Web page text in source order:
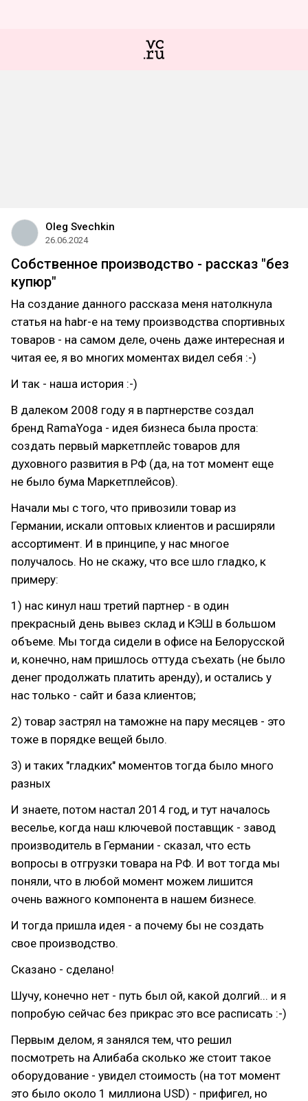
Oleg Svechkin
26.06.2024
Собственное производство - рассказ "без
купюр"
На создание данного рассказа меня натолкнула
статья на habr-е на тему производства спортивных
товаров - на самом деле, очень даже интересная и
читая ее, я во многих моментах видел себя :-)
И так - наша история :-)
В далеком 2008 году я в партнерстве создал
бренд RamaYoga - идея бизнеса была проста:
создать первый маркетплейс товаров для
духовного развития в РФ (да, на тот момент еще
не было бума Маркетплейсов).
Начали мы с того, что привозили товар из
Германии, искали оптовых клиентов и расширяли
ассортимент. И в принципе, у нас многое
получалось. Но не скажу, что все шло гладко, к
примеру:
1) нас кинул наш третий партнер - в один
прекрасный день вывез склад и КЭШ в большом
объеме. Мы тогда сидели в офисе на Белорусской
и, конечно, нам пришлось оттуда съехать (не было
денег продолжать платить аренду), и остались у
нас только - сайт и база клиентов;
2) товар застрял на таможне на пару месяцев - это
тоже в порядке вещей было.
3) и таких "гладких" моментов тогда было много
разных
И знаете, потом настал 2014 год, и тут началось
веселье, когда наш ключевой поставщик - завод
производитель в Германии - сказал, что есть
вопросы в отгрузки товара на РФ. И вот тогда мы
поняли, что в любой момент можем лишится
очень важного компонента в нашем бизнесе.
И тогда пришла идея - а почему бы не создать
свое производство.
Сказано - сделано!
Шучу, конечно нет - путь был ой, какой долгий... и я
попробую сейчас без прикрас это все расписать :-)
Первым делом, я занялся тем, что решил
посмотреть на Алибаба сколько же стоит такое
оборудование - увидел стоимость (на тот момент
это было около 1 миллиона USD) - прифигел, но